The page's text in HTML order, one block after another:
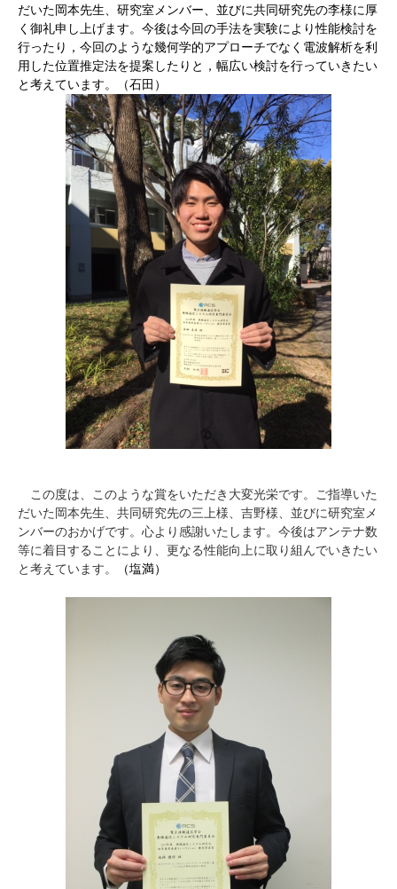
だいた岡本先生、研究室メンバー、並びに共同研究先の李様に厚
く御礼申し上げます。今後は今回の手法を実験により性能検討を
行ったり，今回のような幾何学的アプローチでなく電波解析を利
用した位置推定法を提案したりと，幅広い検討を行っていきたい
と考えています。（石田）
この度は、このような賞をいただき大変光栄です。ご指導いた
だいた岡本先生、共同研究先の三上様、吉野様、並びに研究室メ
ンバーのおかげです。心より感謝いたします。今後はアンテナ数
等に着目することにより、更なる性能向上に取り組んでいきたい
と考えています。
（塩満）